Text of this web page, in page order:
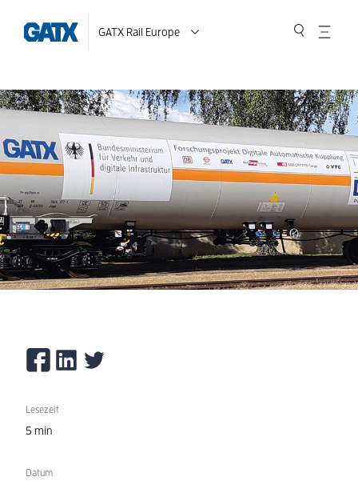
GATX Rail Europe
Lesezeit
5 min
Datum